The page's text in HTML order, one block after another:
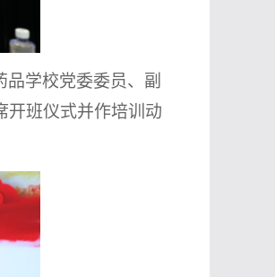
学校党委委员、副
开班仪式并作培训动